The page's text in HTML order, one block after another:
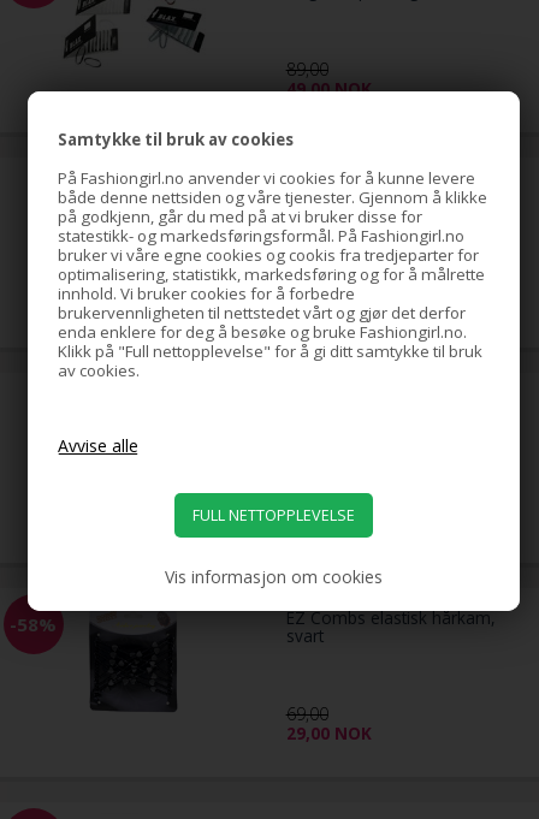
Samtykke til bruk av cookies
På Fashiongirl.no anvender vi cookies for å kunne levere
både denne nettsiden og våre tjenester. Gjennom å klikke
på godkjenn, går du med på at vi bruker disse for
statestikk- og markedsføringsformål. På Fashiongirl.no
bruker vi våre egne cookies og cookis fra tredjeparter for
optimalisering, statistikk, markedsføring og for å målrette
innhold. Vi bruker cookies for å forbedre
brukervennligheten til nettstedet vårt og gjør det derfor
enda enklere for deg å besøke og bruke Fashiongirl.no.
Klikk på "Full nettopplevelse" for å gi ditt samtykke til bruk
av cookies.
Vis informasjon om cookies
89,00
49,00NOK
hestehale-spiral med strass,
gull
79,00 NOK
39,00 NOK
-58% EZ Combs elastisk hårkam,
svart
69,00
29,00 NOK